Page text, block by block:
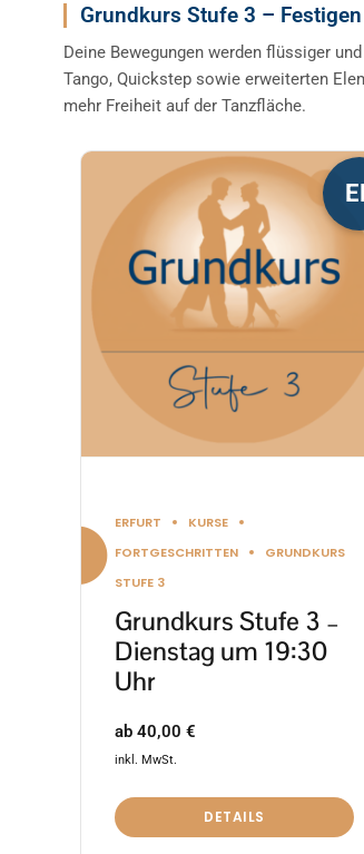
Grundkurs Stufe 3 – Festigen
Deine Bewegungen werden flüssiger
Tango, Quickstep sowie erweiterten
mehr Freiheit auf der Tanzfläche.
ERFURT
KURSE
FORTGESCHRITTEN
GRUNDKURS
STUFE 3
Grundkurs Stufe 3 –
Dienstag um 19:30
Uhr
ab 40,00 €
inkl. MwSt.
DETAILS
Produkt
weist
mehrere
Varianten
Optionen
können
gewählt
werden